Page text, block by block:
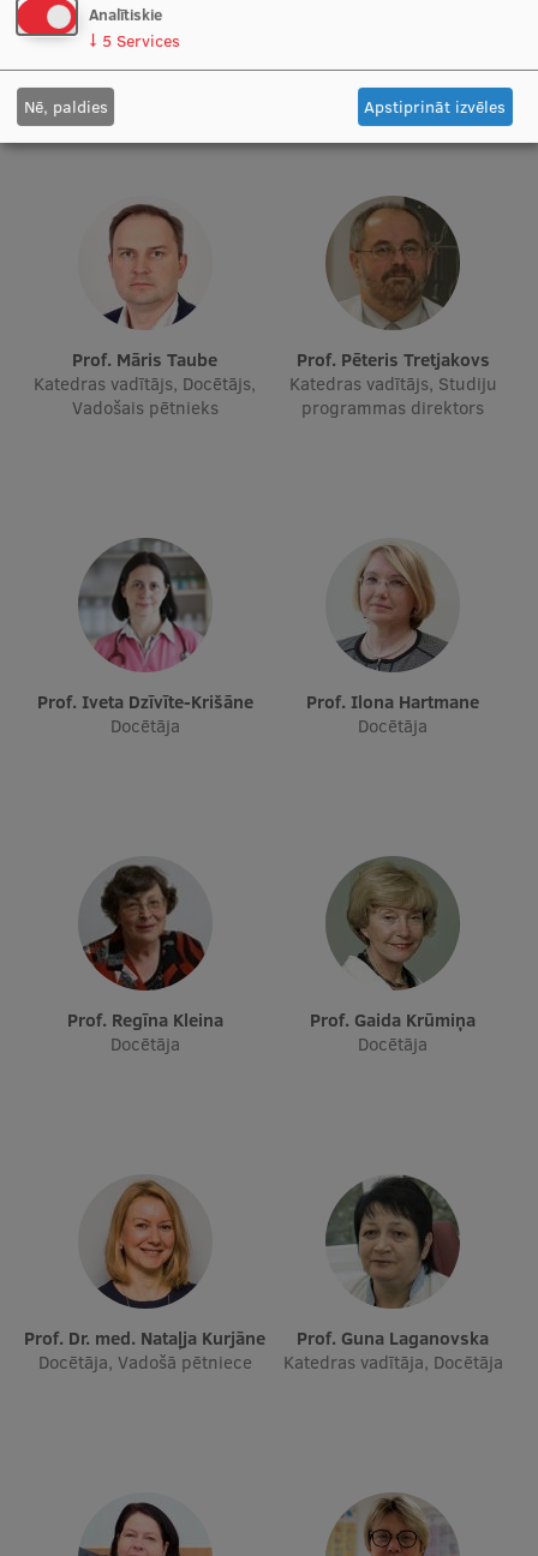
Starptautiskā sadarbība
Mobilitātes programmas
Starptautiskie sadarbības partneri
EURAXESS RSU kontaktpunkts
EATRIS koordinators Latvijā
Prof. Dr. med. Gunta Lazdāne
Docētāja, Vadošais pētnieks
Vadošais pētnieks
Prof. Māris Taube
Katedras vadītājs, Docētājs,
Vadošais pētnieks
Prof. Pēteris Tretjakovs
Katedras vadītājs, Studiju
programmas direktors
Prof. Iveta Dzīvīte-Krišāne
Docētāja
Prof. Ilona Hartmane
Docētāja
Prof. Regīna Kleina
Docētāja
Prof. Gaida Krūmiņa
Docētāja
Prof. Dr. med. Nataļja Kurjāne
Docētāja, Vadošā pētniece
Prof. Guna Laganovska
Katedras vadītāja, Docētāja
Analītiskie
↓ 5 Services
Nē, paldies Apstiprināt izvēles